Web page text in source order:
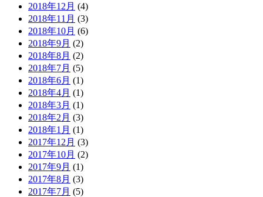
2018年12月 (4)
2018年11月 (3)
2018年10月 (6)
2018年9月 (2)
2018年8月 (2)
2018年7月 (5)
2018年6月 (1)
2018年4月 (1)
2018年3月 (1)
2018年2月 (3)
2018年1月 (1)
2017年12月 (3)
2017年10月 (2)
2017年9月 (1)
2017年8月 (3)
2017年7月 (5)